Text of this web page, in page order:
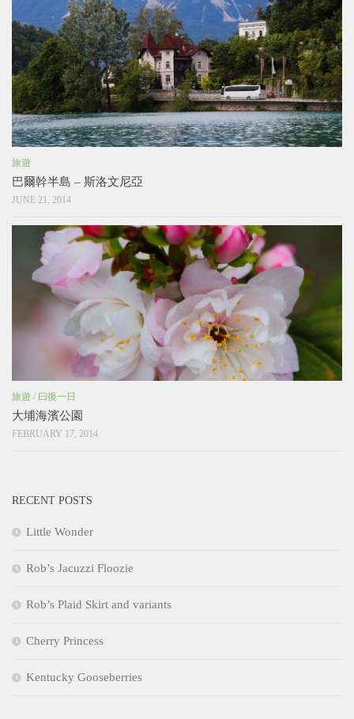
旅遊
巴爾幹半島 – 斯洛文尼亞
JUNE 21, 2014
旅遊 / 曰復一日
大埔海濱公園
FEBRUARY 17, 2014
RECENT POSTS
Little Wonder
Rob’s Jacuzzi Floozie
Rob’s Plaid Skirt and variants
Cherry Princess
Kentucky Gooseberries